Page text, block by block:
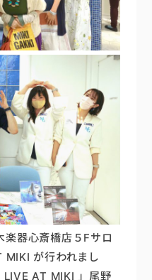
楽器心斎橋店５ Fサロ
MIKI が行われまし
LIVE AT MIKI 」 尾野